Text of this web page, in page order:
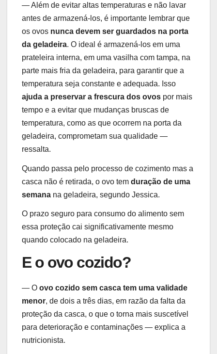
— Além de evitar altas temperaturas e não lavar
antes de armazená-los, é importante lembrar que
os ovos nunca devem ser guardados na porta
da geladeira. O ideal é armazená-los em uma
prateleira interna, em uma vasilha com tampa, na
parte mais fria da geladeira, para garantir que a
temperatura seja constante e adequada. Isso
ajuda a preservar a frescura dos ovos por mais
tempo e a evitar que mudanças bruscas de
temperatura, como as que ocorrem na porta da
geladeira, comprometam sua qualidade —
ressalta.
Quando passa pelo processo de cozimento mas a
casca não é retirada, o ovo tem duração de uma
semana na geladeira, segundo Jessica.
O prazo seguro para consumo do alimento sem
essa proteção cai significativamente mesmo
quando colocado na geladeira.
E o ovo cozido?
— O ovo cozido sem casca tem uma validade
menor, de dois a três dias, em razão da falta da
proteção da casca, o que o torna mais suscetível
para deterioração e contaminações — explica a
nutricionista.